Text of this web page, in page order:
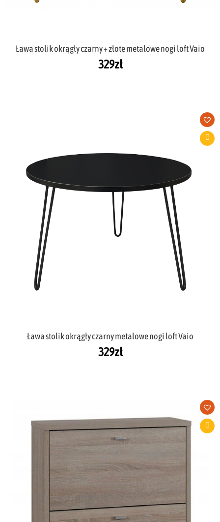
Ława stolik okrągły czarny + złote metalowe nogi loft Vaio
329zł
Ława stolik okrągły czarny metalowe nogi loft Vaio
329zł